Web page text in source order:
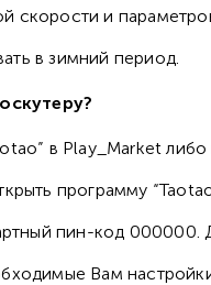
скорости и
в зимний период.
в Play_Market
программу
пин-код
Вам